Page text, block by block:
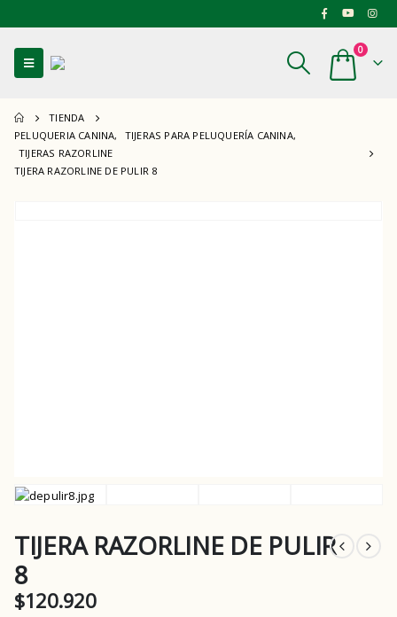
0
TIENDA
PELUQUERIA CANINA, TIJERAS PARA PELUQUERÍA CANINA,
TIJERAS RAZORLINE
TIJERA RAZORLINE DE PULIR 8
TIJERA RAZORLINE DE PULIR
8
$120.920